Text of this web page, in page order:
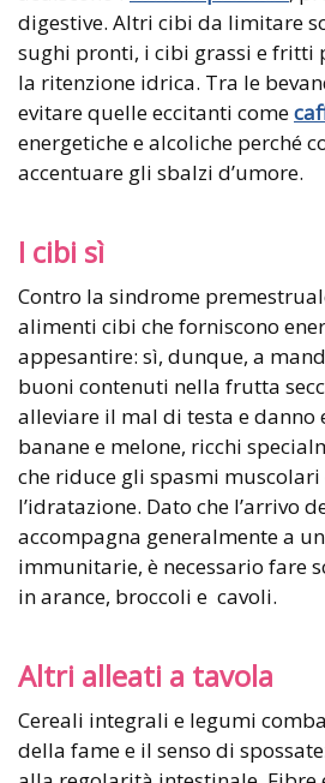
digestive. Altri cibi da limitare
sughi pronti, i cibi grassi e fritti
la ritenzione idrica. Tra le
evitare quelle eccitanti come
energetiche e alcoliche perché
accentuare gli sbalzi d’umore.
I cibi sì
Contro la sindrome
alimenti cibi che forniscono
appesantire: sì, dunque, a
buoni contenuti nella frutta
alleviare il mal di testa e danno
banane e melone, ricchi
che riduce gli spasmi muscolari
l’idratazione. Dato che l’arrivo
accompagna generalmente a
immunitarie, è necessario fare
in arance, broccoli e cavoli.
Altri alleati a tavola
Cereali integrali e legumi
della fame e il senso di